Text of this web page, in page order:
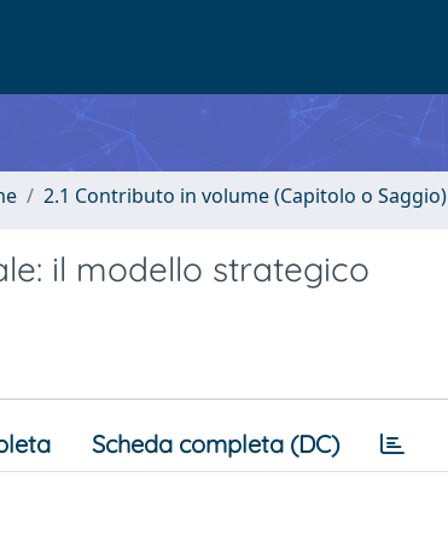
2.1 Contributo in volume (Capitolo o Saggio)
il modello strategico
Scheda completa (DC)